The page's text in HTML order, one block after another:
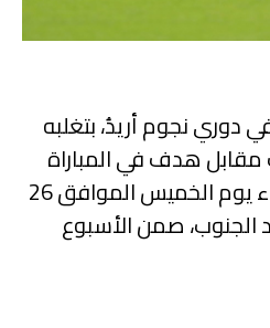
دوري نجوم أريدُ، بتغلبه
مقابل هدف في المباراة
التي أقيمت بينهما مساء يوم الخميس الموافق 26
استاد الجنوب، صمن الأسبوع